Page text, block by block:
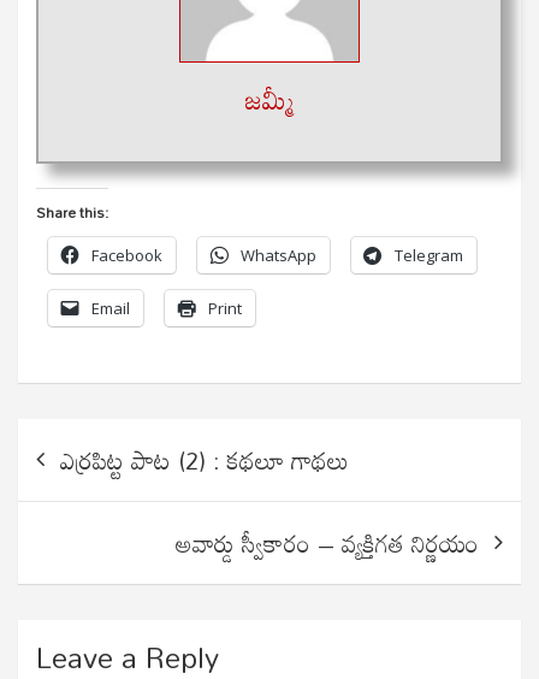
జమ్మీ
Share this:
Facebook WhatsApp Telegram
Email Print
navigation
ఎర్రపిట్ట పాట (2) : కథలూ గాథలు
అవార్డు స్వీకారం – వ్యక్తిగత నిర్ణయం
Leave a Reply